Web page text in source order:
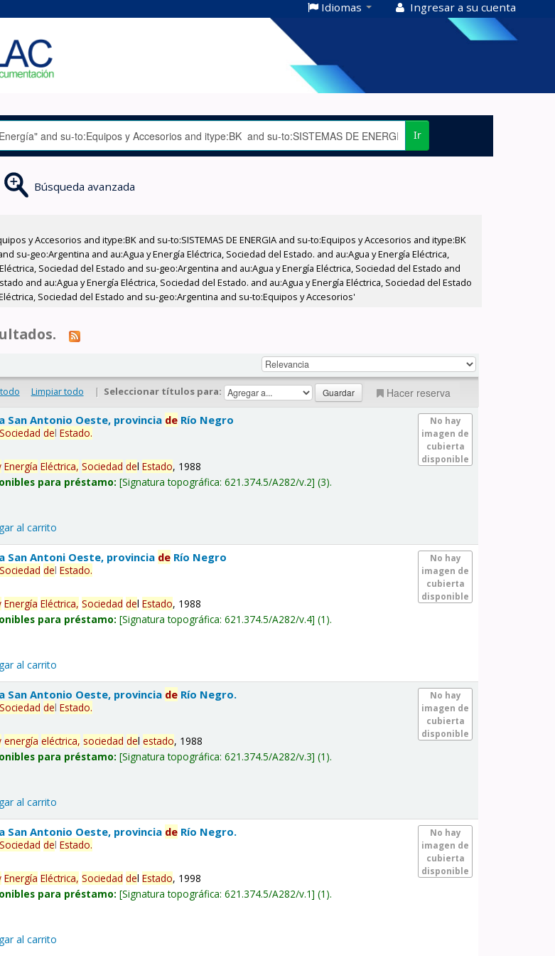
Idiomas Ingresar a su cuenta
Ir
Búsqueda avanzada
y Accesorios and itype:BK and su-to:SISTEMAS DE ENERGIA and su-to:Equipos y Accesorios and itype:BK
su-geo:Argentina and au:Agua y Energía Eléctrica, Sociedad del Estado. and au:Agua y Energía Eléctrica,
Sociedad del Estado and su-geo:Argentina and au:Agua y Energía Eléctrica, Sociedad del Estado and
and au:Agua y Energía Eléctrica, Sociedad del Estado. and au:Agua y Energía Eléctrica, Sociedad del Estado
Sociedad del Estado and su-geo:Argentina and su-to:Equipos y Accesorios'
Limpiar todo | Seleccionar títulos para: Hacer reserva
No hay
imagen de
cubierta
disponible
Antonio Oeste, provincia de Río Negro
Sociedad delEstado.
Energía Eléctrica, Sociedad delEstado, 1988
para préstamo: Signatura topográfica:621.374.5/A282/v.2 (3).
al carrito
No hay
imagen de
cubierta
disponible
Antoni Oeste, provincia de Río Negro
Sociedad delEstado.
Energía Eléctrica, Sociedad delEstado, 1988
para préstamo: Signatura topográfica:621.374.5/A282/v.4 (1).
al carrito
No hay
imagen de
cubierta
disponible
Antonio Oeste, provincia de Río Negro.
Sociedad delEstado.
energía eléctrica, sociedad delestado, 1988
para préstamo: Signatura topográfica:621.374.5/A282/v.3 (1).
al carrito
No hay
imagen de
cubierta
disponible
Antonio Oeste, provincia de Río Negro.
Sociedad delEstado.
Energía Eléctrica, Sociedad delEstado, 1998
para préstamo: Signatura topográfica:621.374.5/A282/v.1 (1).
al carrito